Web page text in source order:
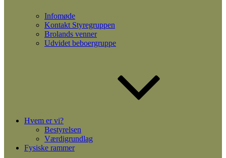
Infomøde
Kontakt Styregruppen
Brolands venner
Udvidet beboergruppe
Hvem er vi?
Bestyrelsen
Værdigrundlag
Fysiske rammer